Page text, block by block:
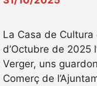
La Casa de
d’Octubre de 2025
Verger, uns
Comerç de